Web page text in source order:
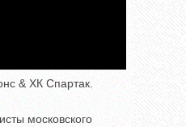
& ХК Спартак.
московского